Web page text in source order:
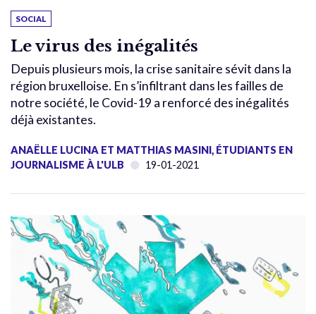
SOCIAL
Le virus des inégalités
Depuis plusieurs mois, la crise sanitaire sévit dans la
région bruxelloise. En s’infiltrant dans les failles de
notre société, le Covid-19 a renforcé des inégalités
déjà existantes.
ANAËLLE LUCINA ET MATTHIAS MASINI, ÉTUDIANTS EN
JOURNALISME À L'ULB
19-01-2021